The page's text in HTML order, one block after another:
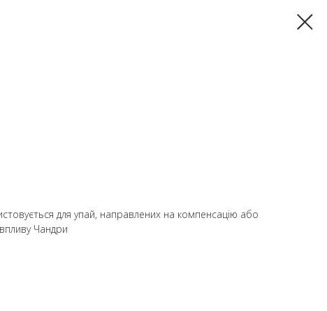
для упай, направлених на компенсацію або
Чандри